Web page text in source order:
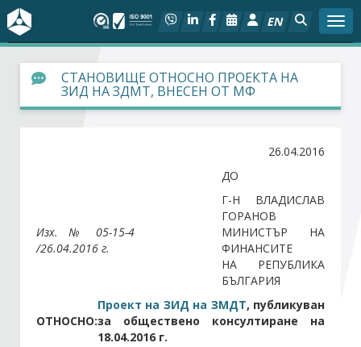
EN
За БСК
На фокус
Дейности
Проекти
СТАНОВИЩЕ ОТНОСНО ПРОЕКТА НА
ЗИД НА ЗДМТ, ВНЕСЕН ОТ МФ
26.04.2016
Изх. № 05-15-4
/26.04.2016 г.
ДО
Г-Н ВЛАДИСЛАВ
ГОРАНОВ
МИНИСТЪР НА
ФИНАНСИТЕ
НА РЕПУБЛИКА
БЪЛГАРИЯ
ОТНОСНО:
Проект на ЗИД на ЗМДТ, публикуван
за обществено консултиране на
18.04.2016 г.